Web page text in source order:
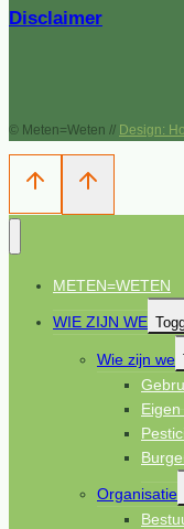
Disclaimer
© Meten=Weten // Design:
METEN=WETEN
WIE ZIJN WE
Wie zijn we
Organisatie